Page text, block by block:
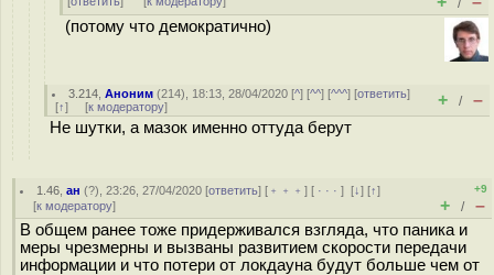
/
(потому что демократично)
3.214 ,Аноним (214), 18:13, 28/04/2020 [^] [^^] [^^^] [ответить]
[↑] [к модератору] + / –
Не шутки, а мазок именно оттуда берут
1.46 ,ан (?), 23:26, 27/04/2020 [ответить] [ ﹢﹢﹢] [ · · ·][↓] [↑]
[к модератору]
+9
+ / –
В общем ранее тоже придерживался взгляда, что паника и
меры чрезмерны и вызваны развитием скорости передачи
информации и что потери от локдауна будут больше чем от